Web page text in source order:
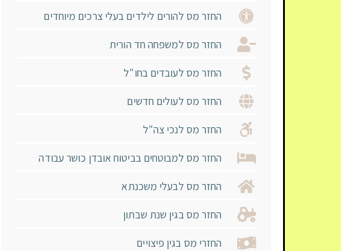
החזר מס להורים לילדים בעלי צרכים מיוחדים
החזר מס למשפחה חד הורית
החזר מס לעובדים בחו"ל
החזר מס לעולים חדשים
החזר מס לנכי צה"ל
החזר מס למבוטחים בביטוח אובדן כושר עבודה
החזר מס לבעלי משכנתא
החזר מס בגין שנת שבתון
החזרי מס בגין פיצויים